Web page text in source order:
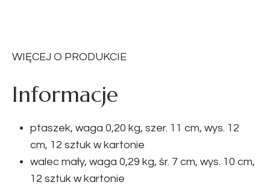
ptaszek, waga 0,20 kg, szer. 11 cm, wys. 12
cm, 12 sztuk w kartonie
walec mały, waga 0,29 kg, śr. 7 cm, wys. 10 cm,
12 sztuk w kartonie
WIĘCEJ O PRODUKCIE
Informacje